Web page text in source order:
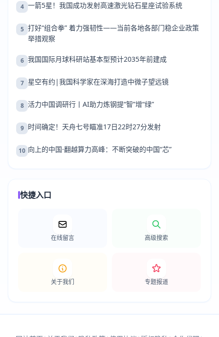
4 一箭5星！我国成功发射高速激光钻石星座试验系统
5 打好“组合拳” 着力强韧性——当前各地各部门稳企业政策
举措观察
6 我国国际月球科研站基本型预计2035年前建成
7 星空有约|我国科学家在深海打造中微子望远镜
8 活力中国调研行丨AI助力炼钢提“智”增“绿”
9 时间确定！天舟七号瞄准17日22时27分发射
10 向上的中国·翻越算力高峰：不断突破的中国“芯”
快捷入口
在线留言 高级搜索
关于我们 专题报道